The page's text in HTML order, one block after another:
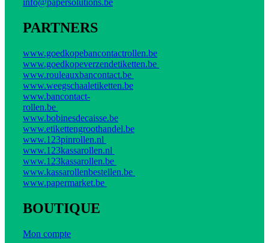
info@papersolutions.be
PARTNERS
www.goedkopebancontactrollen.be
www.goedkopeverzendetiketten.be
www.rouleauxbancontact.be
www.weegschaaletiketten.be
www.bancontact-
rollen.be
www.bobinesdecaisse.be
www.etikettengroothandel.be
www.123pinrollen.nl
www.123kassarollen.nl
www.123kassarollen.be
www.kassarollenbestellen.be
www.papermarket.be
BOUTIQUE
Mon compte